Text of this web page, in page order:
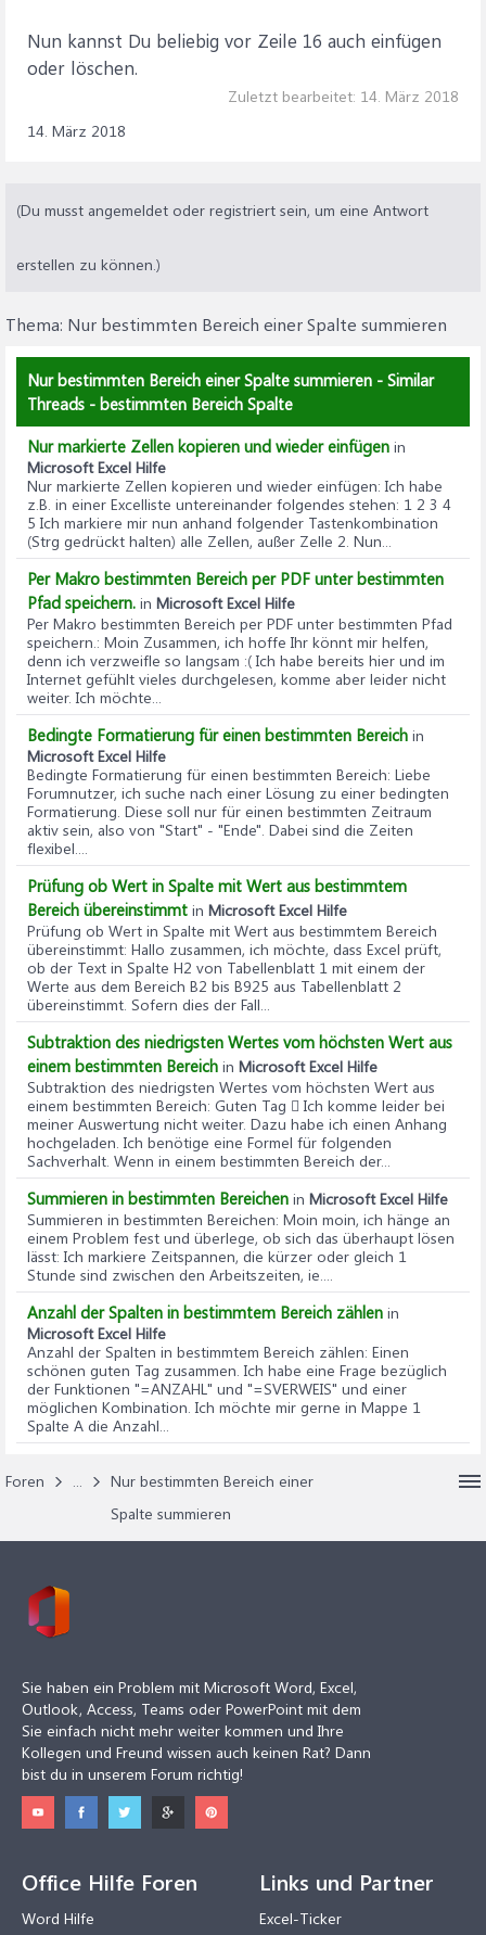
Nun kannst Du beliebig vor Zeile 16 auch einfügen
oder löschen.
Zuletzt bearbeitet: 14. März 2018
14. März 2018
(Du musst angemeldet oder registriert sein, um eine Antwort
erstellen zu können.)
Thema: Nur bestimmten Bereich einer Spalte summieren
Nur bestimmten Bereich einer Spalte summieren - Similar
Threads - bestimmten Bereich Spalte
Nur markierte Zellen kopieren und wieder einfügen in
Microsoft Excel Hilfe
Nur markierte Zellen kopieren und wieder einfügen: Ich habe
z.B. in einer Excelliste untereinander folgendes stehen: 1 2 3 4
5 Ich markiere mir nun anhand folgender Tastenkombination
(Strg gedrückt halten) alle Zellen, außer Zelle 2. Nun...
Per Makro bestimmten Bereich per PDF unter bestimmten
Pfad speichern. in Microsoft Excel Hilfe
Per Makro bestimmten Bereich per PDF unter bestimmten Pfad
speichern.: Moin Zusammen, ich hoffe Ihr könnt mir helfen,
denn ich verzweifle so langsam :( Ich habe bereits hier und im
Internet gefühlt vieles durchgelesen, komme aber leider nicht
weiter. Ich möchte...
Bedingte Formatierung für einen bestimmten Bereich in
Microsoft Excel Hilfe
Bedingte Formatierung für einen bestimmten Bereich: Liebe
Forumnutzer, ich suche nach einer Lösung zu einer bedingten
Formatierung. Diese soll nur für einen bestimmten Zeitraum
aktiv sein, also von "Start" - "Ende". Dabei sind die Zeiten
flexibel....
Prüfung ob Wert in Spalte mit Wert aus bestimmtem
Bereich übereinstimmt in Microsoft Excel Hilfe
Prüfung ob Wert in Spalte mit Wert aus bestimmtem Bereich
übereinstimmt: Hallo zusammen, ich möchte, dass Excel prüft,
ob der Text in Spalte H2 von Tabellenblatt 1 mit einem der
Werte aus dem Bereich B2 bis B925 aus Tabellenblatt 2
übereinstimmt. Sofern dies der Fall...
Subtraktion des niedrigsten Wertes vom höchsten Wert aus
einem bestimmten Bereich in Microsoft Excel Hilfe
Subtraktion des niedrigsten Wertes vom höchsten Wert aus
einem bestimmten Bereich: Guten Tag  Ich komme leider bei
meiner Auswertung nicht weiter. Dazu habe ich einen Anhang
hochgeladen. Ich benötige eine Formel für folgenden
Sachverhalt. Wenn in einem bestimmten Bereich der...
Summieren in bestimmten Bereichen in Microsoft Excel Hilfe
Summieren in bestimmten Bereichen: Moin moin, ich hänge an
einem Problem fest und überlege, ob sich das überhaupt lösen
lässt: Ich markiere Zeitspannen, die kürzer oder gleich 1
Stunde sind zwischen den Arbeitszeiten, ie....
Anzahl der Spalten in bestimmtem Bereich zählen in
Microsoft Excel Hilfe
Anzahl der Spalten in bestimmtem Bereich zählen: Einen
schönen guten Tag zusammen. Ich habe eine Frage bezüglich
der Funktionen "=ANZAHL" und "=SVERWEIS" und einer
möglichen Kombination. Ich möchte mir gerne in Mappe 1
Spalte A die Anzahl...
Foren ...
Nur bestimmten Bereich einer
Spalte summieren
Sie haben ein Problem mit Microsoft Word, Excel,
Outlook, Access, Teams oder PowerPoint mit dem
Sie einfach nicht mehr weiter kommen und Ihre
Kollegen und Freund wissen auch keinen Rat? Dann
bist du in unserem Forum richtig!
Office Hilfe Foren
Word Hilfe
Links und Partner
Excel-Ticker